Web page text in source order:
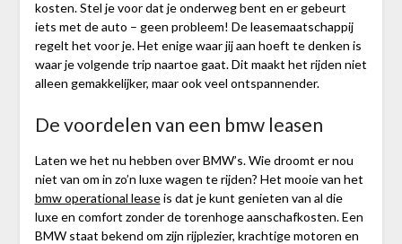
kosten. Stel je voor dat je onderweg bent en er gebeurt
iets met de auto – geen probleem! De leasemaatschappij
regelt het voor je. Het enige waar jij aan hoeft te denken is
waar je volgende trip naartoe gaat. Dit maakt het rijden niet
alleen gemakkelijker, maar ook veel ontspannender.
De voordelen van een bmw leasen
Laten we het nu hebben over BMW’s. Wie droomt er nou
niet van om in zo’n luxe wagen te rijden? Het mooie van het
bmw operational leaseis dat je kunt genieten van al die
luxe en comfort zonder de torenhoge aanschafkosten. Een
BMW staat bekend om zijn rijplezier, krachtige motoren en